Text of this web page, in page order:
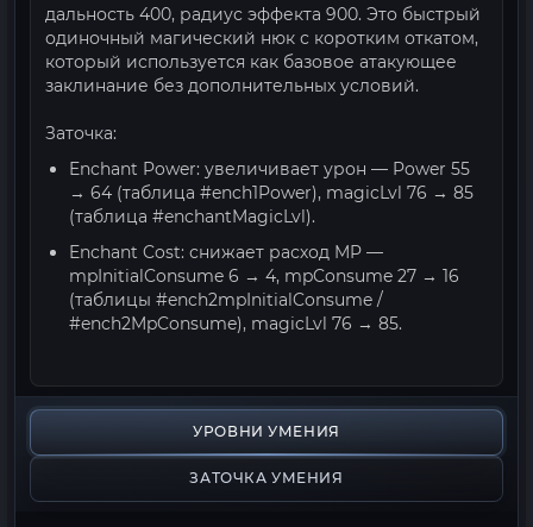
дальность 400, радиус эффекта 900. Это быстрый
одиночный магический нюк с коротким откатом,
который используется как базовое атакующее
заклинание без дополнительных условий.
Заточка:
Enchant Power: увеличивает урон — Power 55
→ 64 (таблица #ench1Power), magicLvl 76 → 85
(таблица #enchantMagicLvl).
Enchant Cost: снижает расход MP —
mpInitialConsume 6 → 4, mpConsume 27 → 16
(таблицы #ench2mpInitialConsume /
#ench2MpConsume), magicLvl 76 → 85.
УРОВНИ УМЕНИЯ
ЗАТОЧКА УМЕНИЯ